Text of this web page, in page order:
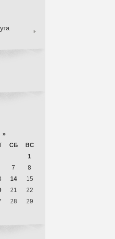
»
СБ
ВС
1
7
8
14
15
21
22
28
29